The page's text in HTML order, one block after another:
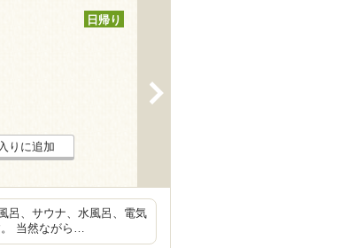
日帰り
りに追加
呂、サウナ、水風呂、電気
。 当然ながら…